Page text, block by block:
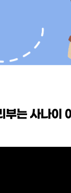
는 사나이